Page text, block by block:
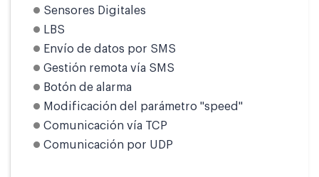
Sensores Digitales
LBS
Envío de datos por SMS
Gestión remota vía SMS
Botón de alarma
Modificación del parámetro "speed"
Comunicación vía TCP
Comunicación por UDP